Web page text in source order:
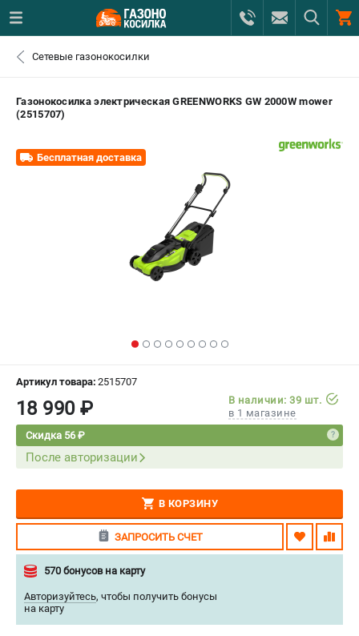
МАГАЗИНЫ
ИЗБРАННОЕ
СРАВНЕНИЕ ( 0 )
ВХОД ИЛИ РЕГИСТРАЦИЯ
- ЗАКАЗ ЗАПЧАСТЕЙ
0 ₽
Сервисный центр
Политика обработки персональных данных
Сетевые газонокосилки
Газонокосилка электрическая GREENWORKS GW 2000W mower
(2515707)
Бесплатная доставка
Артикул товара: 2515707
18 990 ₽
В наличии: 39 шт.
в 1 магазине
Скидка 56 ₽
После авторизации
В КОРЗИНУ
ЗАПРОСИТЬ СЧЕТ
570 бонусов на карту
Авторизуйтесь, чтобы получить бонусы
на карту